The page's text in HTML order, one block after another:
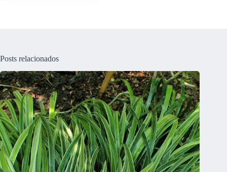
Posts relacionados